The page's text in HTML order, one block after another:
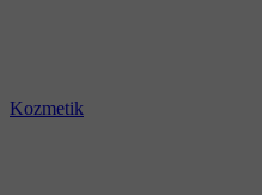
Kozmetik